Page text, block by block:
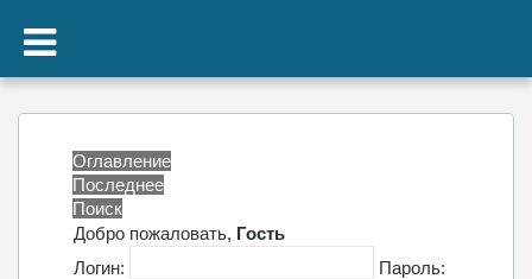
Оглавление
Последнее
Поиск
Добро пожаловать, Гость
Логин:
Пароль: